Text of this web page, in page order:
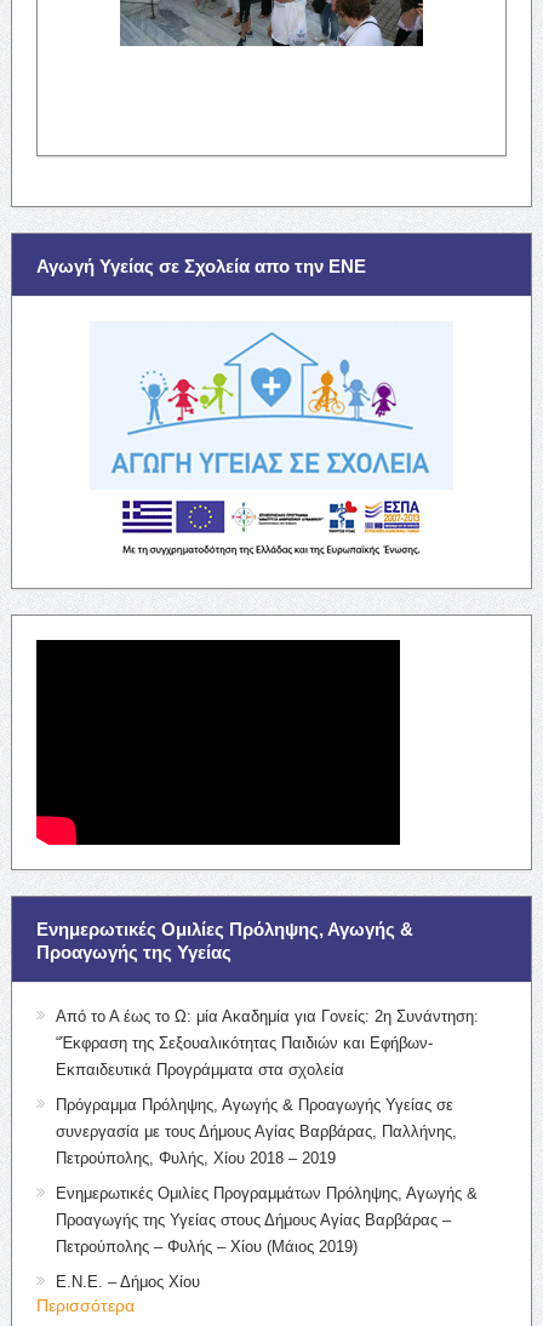
Αγωγή Υγείας σε Σχολεία απο την ΕΝΕ
Ενημερωτικές Ομιλίες Πρόληψης, Αγωγής &
Προαγωγής της Υγείας
Από το Α έως το Ω: μία Ακαδημία για Γονείς: 2η Συνάντηση:
“Έκφραση της Σεξουαλικότητας Παιδιών και Εφήβων-
Εκπαιδευτικά Προγράμματα στα σχολεία
Πρόγραμμα Πρόληψης, Αγωγής & Προαγωγής Υγείας σε
συνεργασία με τους Δήμους Αγίας Βαρβάρας, Παλλήνης,
Πετρούπολης, Φυλής, Χίου 2018 – 2019
Ενημερωτικές Ομιλίες Προγραμμάτων Πρόληψης, Αγωγής &
Προαγωγής της Υγείας στους Δήμους Αγίας Βαρβάρας –
Πετρούπολης – Φυλής – Χίου (Μάιος 2019)
Ε.Ν.Ε. – Δήμος Χίου
Περισσότερα